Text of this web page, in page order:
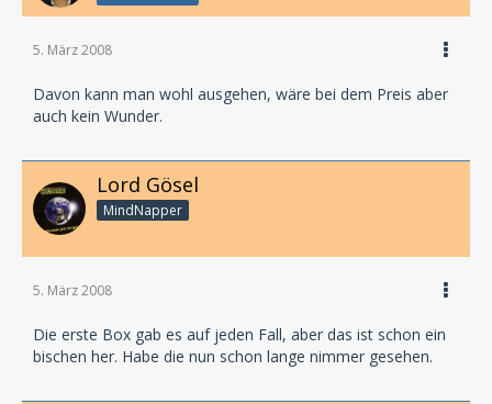
5. März 2008
Davon kann man wohl ausgehen, wäre bei dem Preis aber
auch kein Wunder.
Lord Gösel
MindNapper
5. März 2008
Die erste Box gab es auf jeden Fall, aber das ist schon ein
bischen her. Habe die nun schon lange nimmer gesehen.